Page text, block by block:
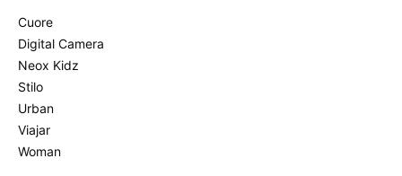
Cuore
Digital Camera
Neox Kidz
Stilo
Urban
Viajar
Woman